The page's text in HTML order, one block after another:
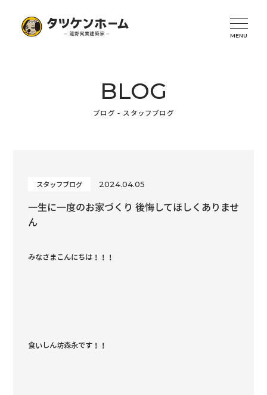
BLOG
ブログ - スタッフブログ
スタッフブログ 2024.04.05
一生に一度のお家づくり 後悔してほしくありませ
ん
みなさまこんにちは！！！
食いしん坊森永です！！